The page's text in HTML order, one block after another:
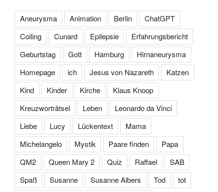
Aneurysma Animation Berlin
ChatGPT
Coiling
Cunard Epilepsie
Erfahrungsbericht
Geburtstag
Gott Hamburg
Hirnaneurysma
Homepage
ich Jesus von Nazareth
Katzen
Kind
Kinder Kirche
Klaus Knoop
Kreuzworträtsel
Leben
Leonardo da Vinci
Liebe
Lucy Lückentext
Mama
Michelangelo
Mystik Paare finden
Papa
QM2
Queen Mary 2 Quiz Raffael
SAB
Spaß
Susanne Susanne Albers Tod
tot